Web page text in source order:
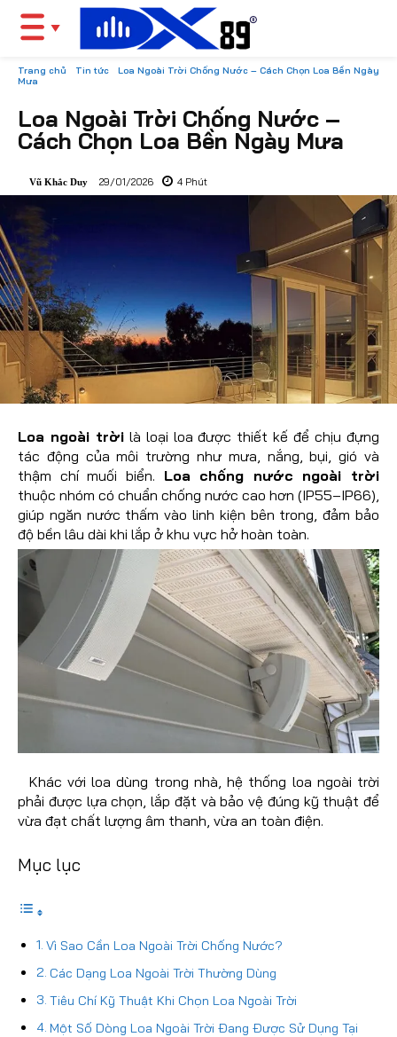
Trang chủ Tin tức
Loa Ngoài Trời Chống Nước – Cách Chọn Loa Bền Ngày
Mưa
Loa Ngoài Trời Chống Nước –
Cách Chọn Loa Bền Ngày Mưa
Vũ Khắc Duy 29/01/2026 4 Phút
Loa ngoài trờilà loại loa được thiết kế để chịu đựng
tác động của môi trường như mưa, nắng, bụi, gió và
thậm chí muối biển. Loa chống nước ngoài trời
thuộc nhóm có chuẩn chống nước cao hơn (IP55–IP66),
giúp ngăn nước thấm vào linh kiện bên trong, đảm bảo
độ bền lâu dài khi lắp ở khu vực hở hoàn toàn.
Khác với loa dùng trong nhà, hệ thống loa ngoài trời
phải được lựa chọn, lắp đặt và bảo vệ đúng kỹ thuật để
vừa đạt chất lượng âm thanh, vừa an toàn điện.
Mục lục
Vì Sao Cần Loa Ngoài Trời Chống Nước?
Các Dạng Loa Ngoài Trời Thường Dùng
Tiêu Chí Kỹ Thuật Khi Chọn Loa Ngoài Trời
Một Số Dòng Loa Ngoài Trời Đang Được Sử Dụng Tại